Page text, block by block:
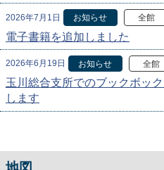
2026年7月1日 お知らせ 全館
電子書籍を追加しました
2026年6月19日 お知らせ 全館
玉川総合支所でのブックボッ
します